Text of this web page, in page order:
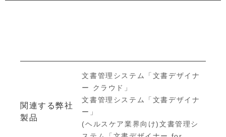
関連する弊社
製品
文書管理システム「文書デザイナ
ー クラウド」
文書管理システム「文書デザイナ
ー」
(ヘルスケア業界向け)文書管理シ